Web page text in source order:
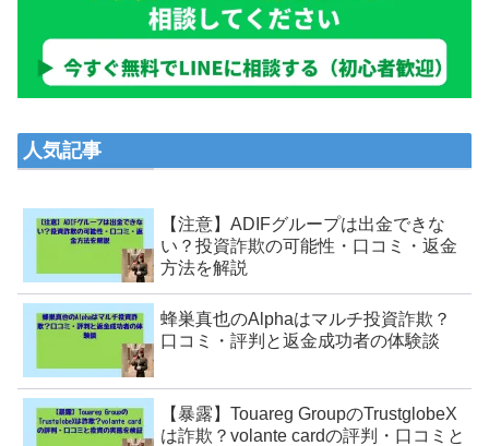
人気記事
【注意】ADIFグループは出金できな
い？投資詐欺の可能性・口コミ・返金
方法を解説
蜂巣真也のAlphaはマルチ投資詐欺？
口コミ・評判と返金成功者の体験談
【暴露】Touareg GroupのTrustglobeX
は詐欺？volante cardの評判・口コミと